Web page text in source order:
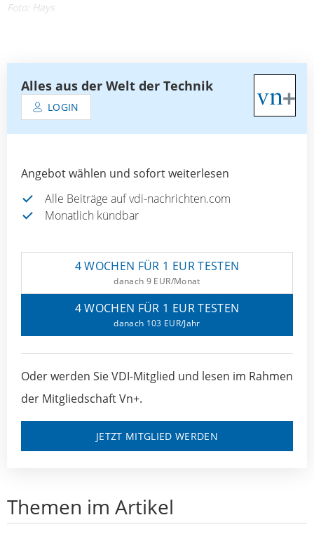
Foto: Hays
Alles aus der Welt der Technik
LOGIN
Angebot wählen und sofort weiterlesen
Alle Beiträge auf vdi-nachrichten.com
Monatlich kündbar
4 WOCHEN FÜR 1 EUR TESTEN
danach 9 EUR/Monat
4 WOCHEN FÜR 1 EUR TESTEN
danach 103 EUR/Jahr
Oder werden Sie VDI-Mitglied und lesen im Rahmen
der Mitgliedschaft Vn+.
JETZT MITGLIED WERDEN
Themen im Artikel